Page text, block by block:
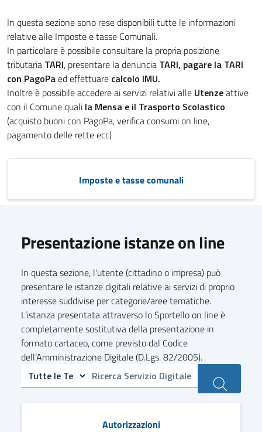
In questa sezione sono rese disponibili tutte le informazioni
relative alle Imposte e tasse Comunali.
In particolare è possibile consultare la propria posizione
tributaria TARI, presentare la denuncia TARI, pagare la TARI
con PagoPaed effettuare calcolo IMU.
Inoltre è possibile accedere ai servizi relativi alle Utenzeattive
con il Comune quali la Mensa e il Trasporto Scolastico
(acquisto buoni con PagoPa, verifica consumi on line,
pagamento delle rette ecc)
Imposte e tasse comunali
Presentazione istanze on line
In questa sezione, l'utente (cittadino o impresa) può
presentare le istanze digitali relative ai servizi di proprio
interesse suddivise per categorie/aree tematiche.
L’istanza presentata attraverso lo Sportello on line è
completamente sostitutiva della presentazione in
formato cartaceo, come previsto dal Codice
dell’Amministrazione Digitale (D.Lgs. 82/2005).
Autorizzazioni